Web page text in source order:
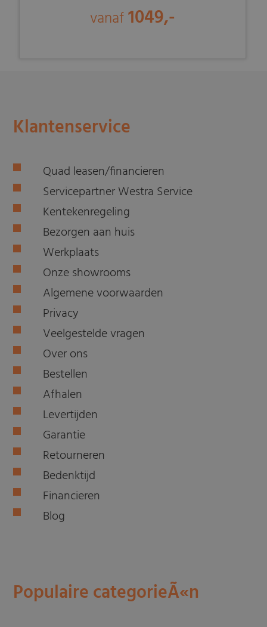
vanaf1049,-
Klantenservice
Quad leasen/financieren
Servicepartner Westra Service
Kentekenregeling
Bezorgen aan huis
Werkplaats
Onze showrooms
Algemene voorwaarden
Privacy
Veelgestelde vragen
Over ons
Bestellen
Afhalen
Levertijden
Garantie
Retourneren
Bedenktijd
Financieren
Blog
Populaire categorieÃ«n